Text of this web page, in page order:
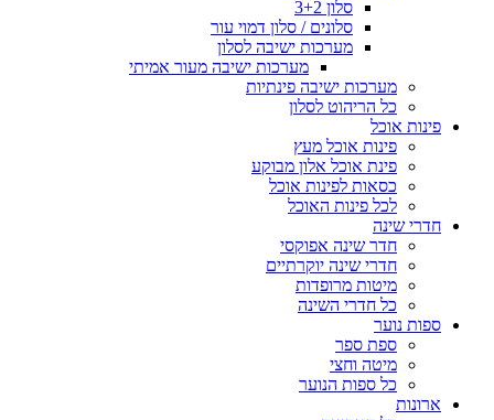
סלון 3+2
סלונים / סלון דמוי עור
מערכות ישיבה לסלון
מערכות ישיבה מעור אמיתי
מערכות ישיבה פינתיות
כל הריהוט לסלון
פינות אוכל
פינות אוכל מעץ
פינת אוכל אלון מבוקע
כסאות לפינות אוכל
לכל פינות האוכל
חדרי שינה
חדר שינה אפוקסי
חדרי שינה יוקרתיים
מיטות מרופדות
כל חדרי השינה
ספות נוער
ספת ספר
מיטה וחצי
כל ספות הנוער
ארונות